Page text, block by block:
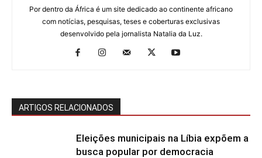
Por dentro da África é um site dedicado ao continente africano
com notícias, pesquisas, teses e coberturas exclusivas
desenvolvido pela jornalista Natalia da Luz.
ARTIGOS RELACIONADOS
Eleições municipais na Líbia expõem a
busca popular por democracia